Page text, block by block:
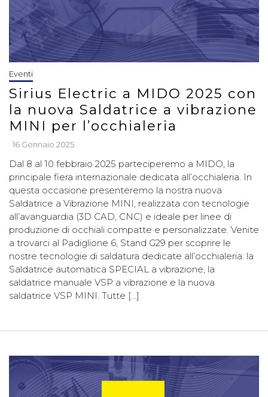
Eventi
Sirius Electric a MIDO 2025 con
la nuova Saldatrice a vibrazione
MINI per l’occhialeria
16 Gennaio 2025
Dal 8 al 10 febbraio 2025 parteciperemo a MIDO, la
principale fiera internazionale dedicata all’occhialeria. In
questa occasione presenteremo la nostra nuova
Saldatrice a Vibrazione MINI, realizzata con tecnologie
all’avanguardia (3D CAD, CNC) e ideale per linee di
produzione di occhiali compatte e personalizzate. Venite
a trovarci al Padiglione 6, Stand G29 per scoprire le
nostre tecnologie di saldatura dedicate all’occhialeria: la
Saldatrice automatica SPECIAL a vibrazione, la
saldatrice manuale VSP a vibrazione e la nuova
saldatrice VSP MINI. Tutte […]